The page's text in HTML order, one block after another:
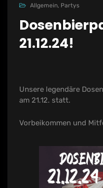
Allgemein, Partys
21.12.24!
Unsere legendäre
am 21.12. statt.
Vorbeikommen und